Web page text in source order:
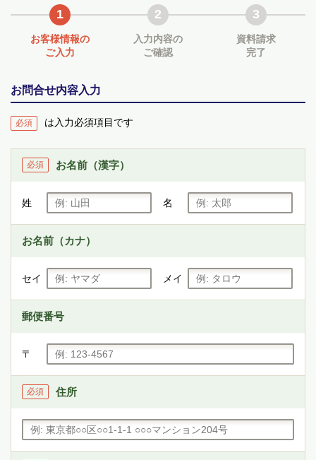
1
お客様情報の
ご入力
2
入力内容の
ご確認
3
資料請求
完了
お問合せ内容入力
必須 は入力必須項目です
お名前（漢字）
必須
姓 名
お名前（カナ）
セイ メイ
郵便番号
〒
住所
必須